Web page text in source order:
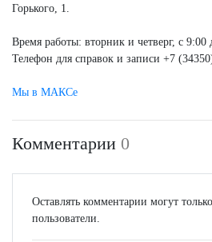
Горького, 1.
Время работы: вторник и четверг, с 9:00
Телефон для справок и записи +7
Мы в МАКСе
Комментарии 0
Оставлять комментарии могут
пользователи.